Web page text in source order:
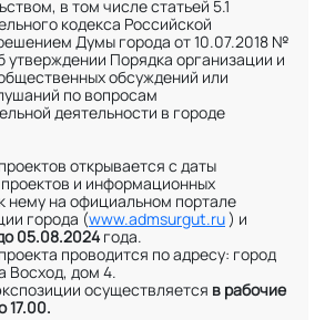
в том числе статьей 5.1
кодекса Российской
Думы города от 10.07.2018 №
утверждении Порядка организации и
обсуждений или
по вопросам
деятельности в городе
проектов открывается с даты
и информационных
нему на официальном портале
города (www.admsurgut.ru) и
05.08.2024года.
проводится по адресу: город
Восход, дом 4.
осуществляется в рабочие
17.00.